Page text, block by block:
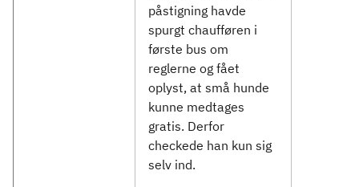
påstigning havde
spurgt chaufføren i
første bus om
reglerne og fået
oplyst, at små hunde
kunne medtages
gratis. Derfor
checkede han kun sig
selv ind.